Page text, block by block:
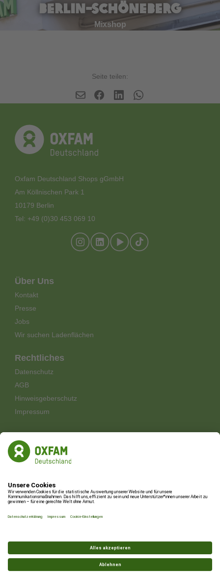
Berlin-Schöneberg
Mixshop
Seite teilen:
Oxfam Deutschland Shops gGmbH
Am Köllnischen Park 1
10179 Berlin
Tel: +49 (0)30 453 069 10
Footer-
Meta-
Menü
Über Uns
Kontakt
Presse
Jobs
Wir suchen Ladenflächen
Rechtliches
Datenschutz
AGB
Hinweisgeberschutz
Impressum
Shop-Newsletter
Aktionen und Aktuelles aus den Oxfam Shops
Oxfam Deutschland Shops gGmbH ist eine 100%ige Tochter
Oxfam Deutschland e.V. | © 2026 Oxfam Deutschland
Shops gGmbH